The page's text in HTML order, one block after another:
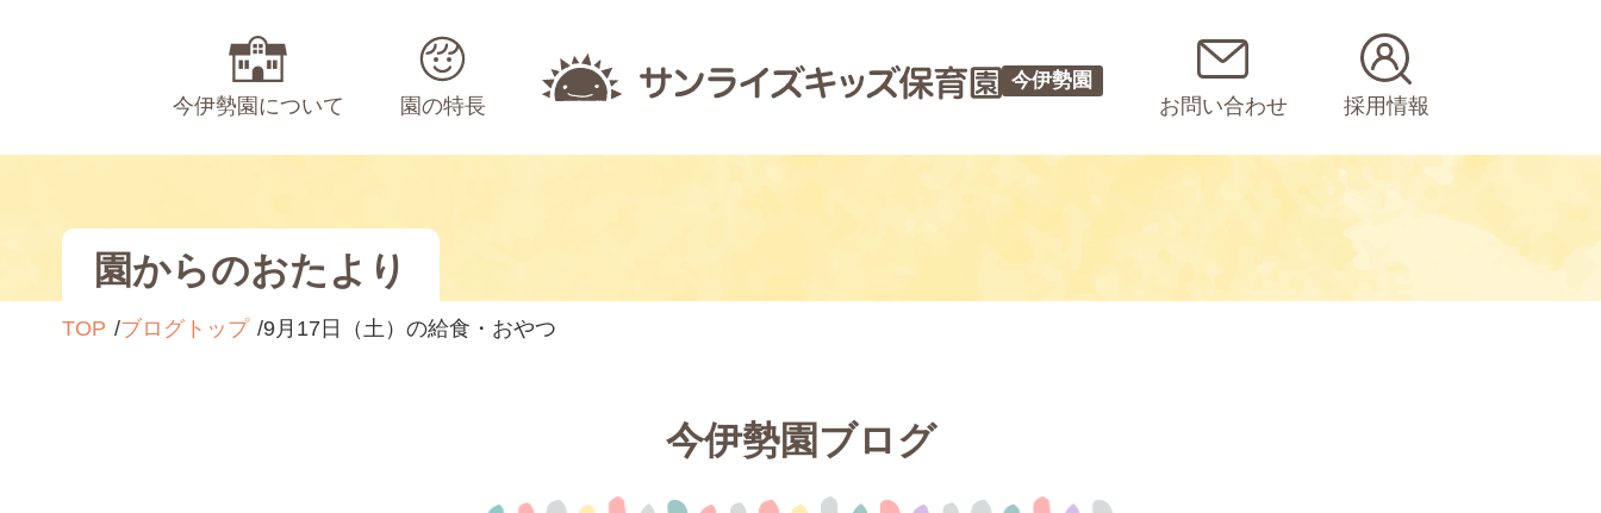
今伊勢園について 園の特長
今伊勢園
お問い合わせ 採用情報
園からのおたより
TOP ブログトップ 9月17日（土）の給食・おやつ
今伊勢園ブログ